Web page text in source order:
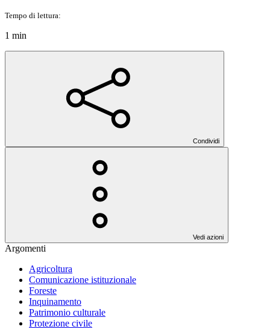
Tempo di lettura:
1 min
Condividi
Vedi azioni
Argomenti
Agricoltura
Comunicazione istituzionale
Foreste
Inquinamento
Patrimonio culturale
Protezione civile